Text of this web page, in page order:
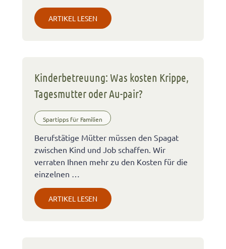
ARTIKEL LESEN
Kinderbetreuung: Was kosten Krippe,
Tagesmutter oder Au-pair?
Spartipps für Familien
Berufstätige Mütter müssen den Spagat
zwischen Kind und Job schaffen. Wir
verraten Ihnen mehr zu den Kosten für die
einzelnen …
ARTIKEL LESEN